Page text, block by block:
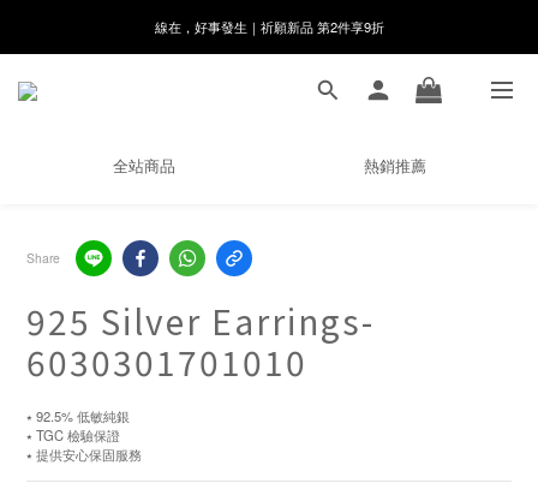
8月月初限定｜指定分類滿件88折！
🌸新會員限定🌸註冊送$100購物金
8月月初限定｜指定分類滿件88折！
全站商品 熱銷推薦
Share
925 Silver Earrings-
6030301701010
⭑ 92.5% 低敏純銀
⭑ TGC 檢驗保證
⭑ 提供安心保固服務